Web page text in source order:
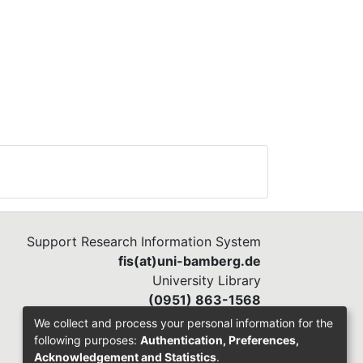
Support Research Information System
fis(at)uni-bamberg.de
University Library
(0951) 863-1568
We collect and process your personal information for the
following purposes: Authentication, Preferences,
Acknowledgement and Statistics.